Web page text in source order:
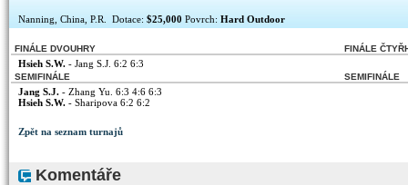
Nanning, China, P.R. Dotace: $25,000 Povrch: Hard Outdoor
FINÁLE DVOUHRY
Hsieh S.W. - Jang S.J. 6:2 6:3
FINÁLE
SEMIFINÁLE
Jang S.J. - Zhang Yu. 6:3 4:6 6:3
Hsieh S.W. - Sharipova 6:2 6:2
SEMIFINÁLE
Zpět na seznam turnajů
Komentáře